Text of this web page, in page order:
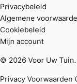
Privacybeleid
Algemene
Cookiebeleid
Mijn account
© 2026 Voor Uw
Privacy Voorwaarden